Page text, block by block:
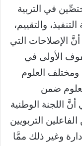
في التربية
والتقييم،
أنَّ الإصلاحات التي
الأولى في
ومختلف العلوم
ضمن
اللجنة الوطنية
التربويين
وغير ذلك ممَّا